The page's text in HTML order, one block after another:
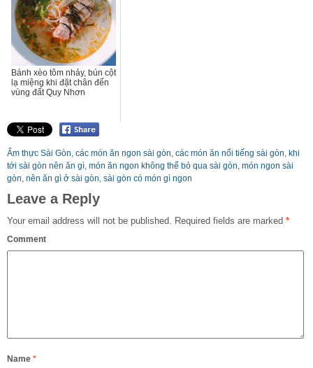
Bánh xèo tôm nhảy, bún cột
lạ miệng khi đặt chân đến
vùng đất Quy Nhơn
Ẩm thực Sài Gòn, các món ăn ngon sài gòn, các món ăn nổi tiếng sài gòn, khi
tới sài gòn nên ăn gì, món ăn ngon không thể bỏ qua sài gòn, món ngon sài
gòn, nên ăn gì ở sài gòn, sài gòn có món gì ngon
Leave a Reply
Your email address will not be published. Required fields are marked *
Comment
Name *